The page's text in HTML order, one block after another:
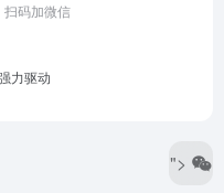
扫码加微信
力驱动
">